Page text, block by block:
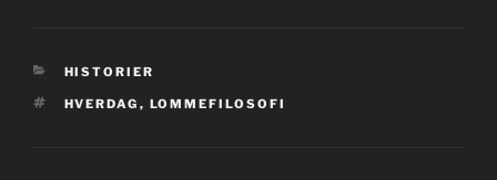
KATEGORIER
HISTORIER
TAGS
HVERDAG , LOMMEFILOSOFI